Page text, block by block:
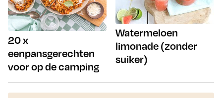
20 x
eenpansgerechten
voor op de camping
Watermeloen
limonade (zonder
suiker)